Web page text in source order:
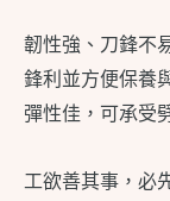
韌性強、刀鋒不
鋒利並方便保養
彈性佳，可承受
工欲善其事，必
選
數
量